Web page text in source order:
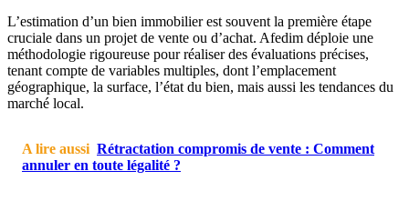
L’estimation d’un bien immobilier est souvent la première étape
cruciale dans un projet de vente ou d’achat. Afedim déploie une
méthodologie rigoureuse pour réaliser des évaluations précises,
tenant compte de variables multiples, dont l’emplacement
géographique, la surface, l’état du bien, mais aussi les tendances du
marché local.
A lire aussi Rétractation compromis de vente : Comment
annuler en toute légalité ?